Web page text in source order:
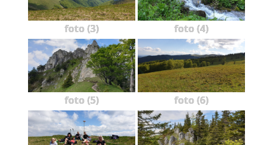
foto (3) foto (4)
foto (5) foto (6)